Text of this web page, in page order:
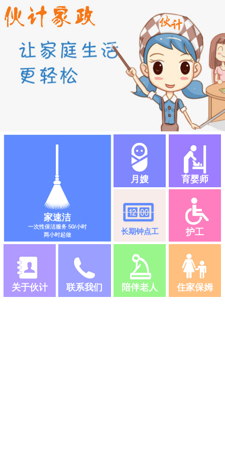
家速洁
一次性保洁服务 50/小时
两小时起做
月嫂 育婴师
长期钟点工 护工
关于伙计 联系我们 陪伴老人 住家保姆